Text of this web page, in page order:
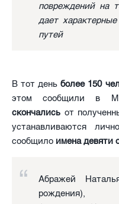
повреждений на
дает
путей
В тот деньболее 150
этом сообщили в
скончались от
устанавливаются
сообщило имена девяти
Абражей
рождения),